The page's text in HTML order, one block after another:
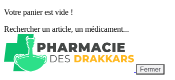
Votre panier est vide !
Rechercher un article, un médicament...
Fermer